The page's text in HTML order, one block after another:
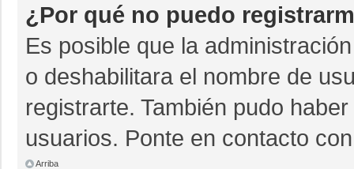
¿Por qué no puedo
Es posible que la
o deshabilitara el nombre de
registrarte. También pudo
usuarios. Ponte en contacto
Arriba